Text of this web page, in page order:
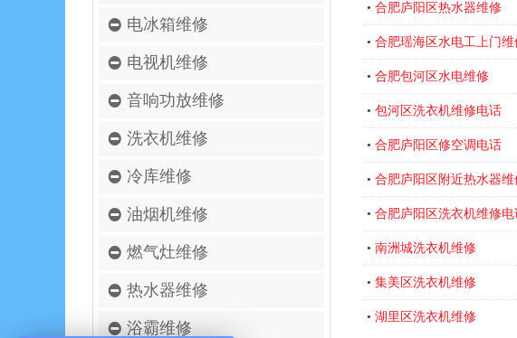
电冰箱维修
电视机维修
音响功放维修
洗衣机维修
冷库维修
油烟机维修
燃气灶维修
热水器维修
浴霸维修
• 合肥庐阳区热水器维修
• 合肥瑶海区水电工上门维
• 合肥包河区水电维修
• 包河区洗衣机维修电话
• 合肥庐阳区修空调电话
• 合肥庐阳区附近热水器维
• 合肥庐阳区洗衣机维修电
• 南洲城洗衣机维修
• 集美区洗衣机维修
• 湖里区洗衣机维修